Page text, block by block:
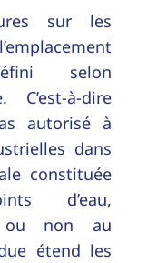
sur les
selon
C’est-à-dire
autorisé à
dans
constituée
d’eau,
ou non au
étend les